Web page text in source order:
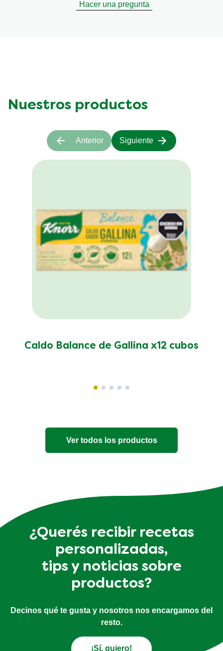
Hacer una pregunta
Nuestros productos
Caldo Balance de Gallina x12 cubos
Anterior Siguiente
Ver todos los productos
¿Querés recibir recetas
personalizadas,
tips y noticias sobre
productos?
Decinos qué te gusta y nosotros nos encargamos del
resto.
¡Sí, quiero!